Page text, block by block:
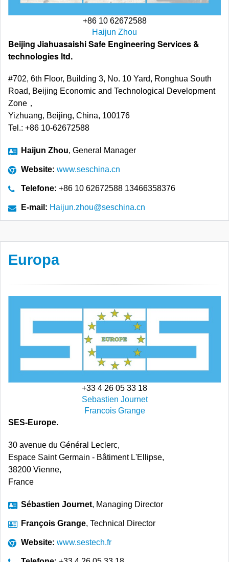
+86 10 62672588
Haijun Zhou
Beijing Jiahuasaishi Safe Engineering Services &
technologies ltd.
#702, 6th Floor, Building 3, No. 10 Yard, Ronghua South
Road, Beijing Economic and Technological Development
Zone，
Yizhuang, Beijing, China, 100176
Tel.: +86 10-62672588
Haijun Zhou, General Manager
Website: www.seschina.cn
Telefone: +86 10 62672588 13466358376
E-mail: Haijun.zhou@seschina.cn
Europa
+33 4 26 05 33 18
Sebastien Journet
Francois Grange
SES-Europe.
30 avenue du Général Leclerc,
Espace Saint Germain - Bâtiment L'Ellipse,
38200 Vienne,
France
Sébastien Journet, Managing Director
François Grange, Technical Director
Website: www.sestech.fr